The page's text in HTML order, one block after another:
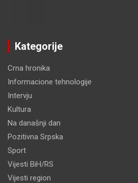
Kategorije
Crna hronika
Informacione tehnologije
Intervju
Kultura
Na današnji dan
Pozitivna Srpska
Sport
Vijesti BiH/RS
Vijesti region